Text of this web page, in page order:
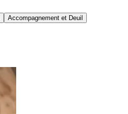
Accompagnement et Deuil